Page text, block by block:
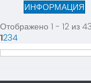
ИНФОРМАЦИЯ
Отображено 1 - 12 из
1234